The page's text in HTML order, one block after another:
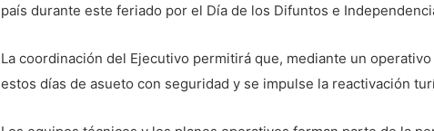
país durante este feriado por el Día de los Difuntos e
La coordinación del Ejecutivo permitirá que, mediante un
estos días de asueto con seguridad y se impulse la reactivación